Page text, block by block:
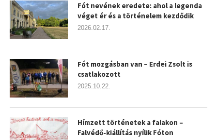
Fót nevének eredete: ahol a legenda
véget ér és a történelem kezdődik
2026.02.17.
Fót mozgásban van – Erdei Zsolt is
csatlakozott
2025.10.22.
Hímzett történetek a falakon –
Falvédő-kiállítás nyílik Fóton